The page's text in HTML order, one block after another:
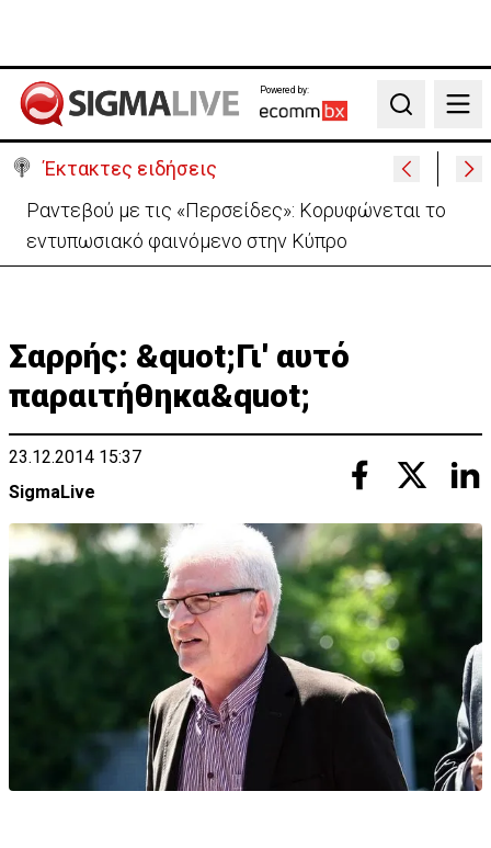
Powered by:
Search
Έκτακτες ειδήσεις
Κολομβία: Σε κατάσταση «εθνικής καταστροφής»
μετά τον σεισμό-111 νεκροί
Σαρρής: &quot;Γι' αυτό
παραιτήθηκα&quot;
23.12.2014 15:37
SigmaLive